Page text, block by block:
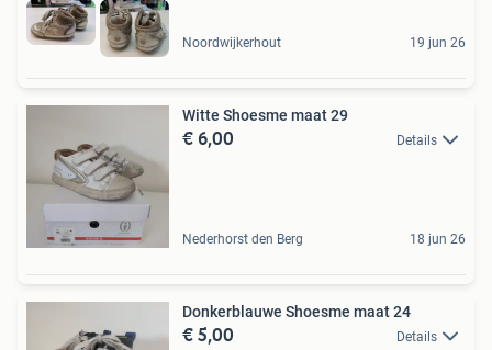
Noordwijkerhout 19 jun 26
Witte Shoesme maat 29
€ 6,00 Details
Nederhorst den Berg 18 jun 26
Donkerblauwe Shoesme maat 24
€ 5,00 Details